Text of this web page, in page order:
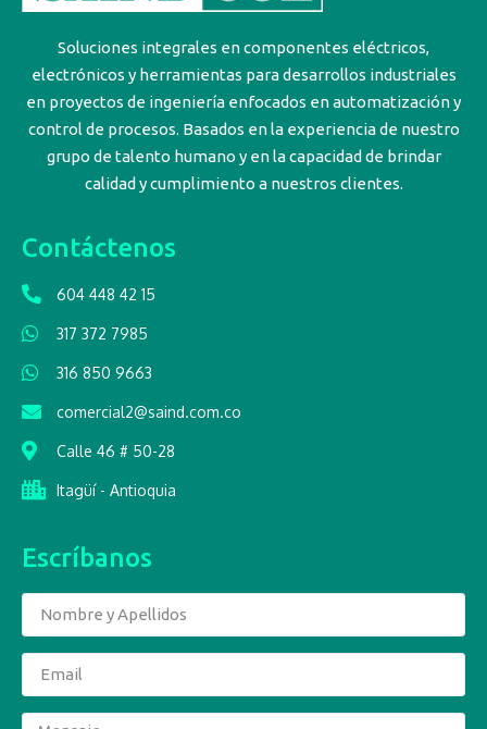
Soluciones integrales en componentes eléctricos,
electrónicos y herramientas para desarrollos industriales
en proyectos de ingeniería enfocados en automatización y
control de procesos. Basados en la experiencia de nuestro
grupo de talento humano y en la capacidad de brindar
calidad y cumplimiento a nuestros clientes.
Contáctenos
604 448 42 15
317 372 7985
316 850 9663
comercial2@saind.com.co
Calle 46 # 50-28
Itagüí - Antioquia
Escríbanos